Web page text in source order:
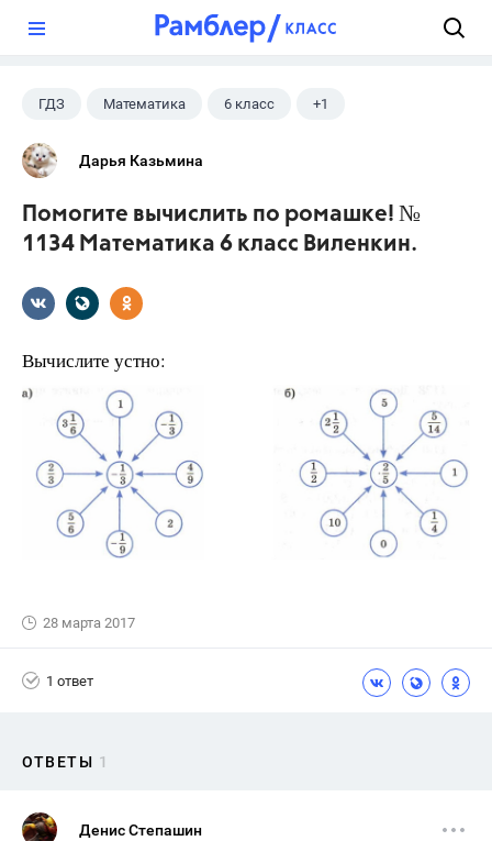
ГДЗ Математика 6 класс +1
Виленкин Н.Я.
Дарья Казьмина
Помогите вычислить по ромашке! №
1134 Математика 6 класс Виленкин.
Вычислите устно:
28 марта 2017
1 ответ
ОТВЕТЫ 1
Денис Степашин